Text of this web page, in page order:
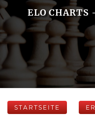
ELO CHARTS
STARTSEITE